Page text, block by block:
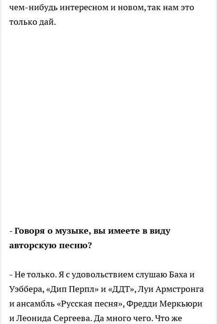
чем-нибудь интересном и новом, так нам это
только дай.
- Говоря о музыке, вы имеете в виду
авторскую песню?
- Не только. Я с удовольствием слушаю Баха и
Уэббера, «Дип Перпл» и «ДДТ», Луи Армстронга
и ансамбль «Русская песня», Фредди Меркьюри
и Леонида Сергеева. Да много чего. Что же